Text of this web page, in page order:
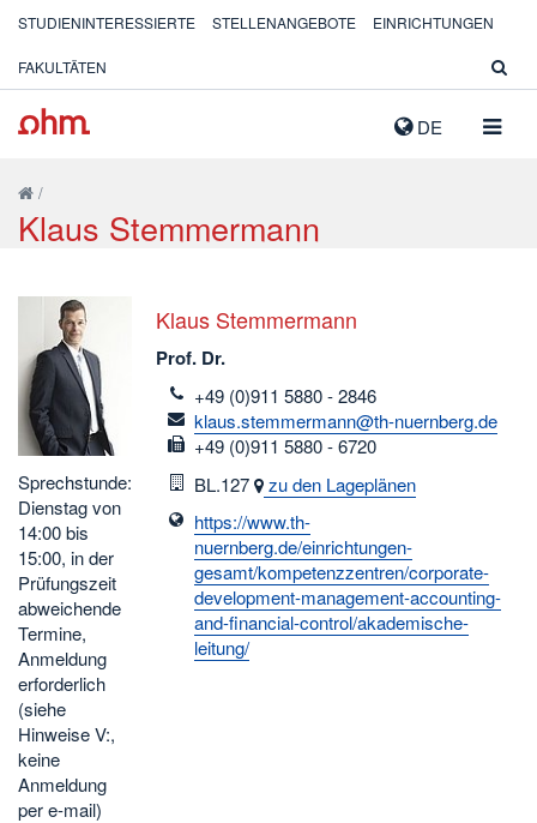
DE
STUDIENINTERESSIERTE STELLENANGEBOTE EINRICHTUNGEN
FAKULTÄTEN
/
Klaus Stemmermann
Sprechstunde:
Dienstag von
14:00 bis
15:00, in der
Prüfungszeit
abweichende
Termine,
Anmeldung
erforderlich
(siehe
Hinweise V:,
keine
Anmeldung
per e-mail)
Klaus Stemmermann
Prof. Dr.
telefon
+49 (0)911 5880 - 2846
email
klaus.stemmermann@th-nuernberg.de
fax
+49 (0)911 5880 - 6720
Raum
BL.127 zu den Lageplänen
https://www.th-
nuernberg.de/einrichtungen-
gesamt/kompetenzzentren/corporate-
development-management-accounting-
and-financial-control/akademische-
leitung/